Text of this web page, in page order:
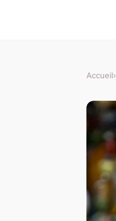
Accueil›